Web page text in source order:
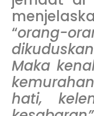
“orang-
Maka
hati,